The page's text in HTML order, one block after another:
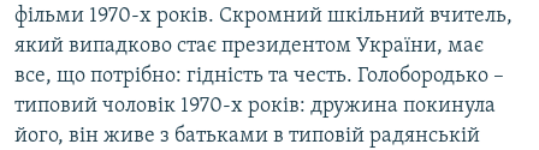
фільми 1970-х років. Скромний шкільний вчитель,
який випадково стає президентом України, має
все, що потрібно: гідність та честь. Голобородько –
типовий чоловік 1970-х років: дружина покинула
його, він живе з батьками в типовій радянській